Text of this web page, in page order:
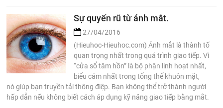
Sự quyến rũ từ ánh mắt.
27/04/2016
(Hieuhoc-Hieuhoc.com) Ánh mắt là thành tố
quan trọng nhất trong quá trình giao tiếp. Vì
“cửa sổ tâm hồn” là bộ phận linh hoạt nhất,
biểu cảm nhất trong tổng thể khuôn mặt,
nó giúp bạn truyền tải thông điệp. Bạn không thể trở thành người
hấp dẫn nếu không biết cách áp dụng kỹ năng giao tiếp bằng mắt.